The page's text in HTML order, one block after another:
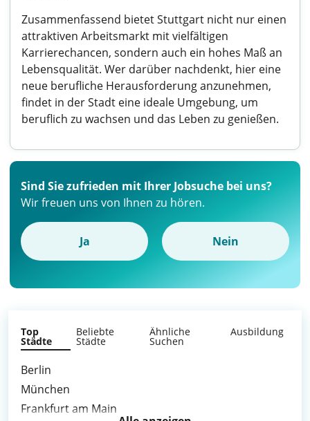
Zusammenfassend bietet Stuttgart nicht nur einen
attraktiven Arbeitsmarkt mit vielfältigen
Karrierechancen, sondern auch ein hohes Maß an
Lebensqualität. Wer darüber nachdenkt, hier eine
neue berufliche Herausforderung anzunehmen,
findet in der Stadt eine ideale Umgebung, um
beruflich zu wachsen und das Leben zu genießen.
Sind Sie zufrieden mit Ihrer Jobsuche bei uns?
Wir freuen uns von Ihnen zu hören.
Ja Nein
Top
Städte
Beliebte
Städte
Ähnliche
Suchen
Ausbildung
Berlin
München
Frankfurt am Main